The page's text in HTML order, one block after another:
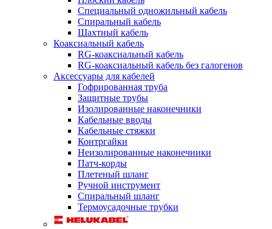
Специальный одножильный кабель
Спиральный кабель
Шахтный кабель
Коаксиальный кабель
RG-коаксиальный кабель
RG-коаксиальный кабель без галогенов
Аксессуары для кабелей
Гофрированная труба
Защитные трубы
Изолированные наконечники
Кабельные вводы
Кабельные стяжки
Контргайки
Неизолированные наконечники
Патч-корды
Плетеный шланг
Ручной инструмент
Спиральный шланг
Термоусадочные трубки